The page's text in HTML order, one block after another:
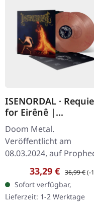
ISENORDAL ·
for Eirênê |
CLEAR/GOLD/RED
MARBLED 2LP
Doom Metal.
Veröffentlicht am
08.03.2024, auf
Productions. Gatefold-
(marmoriertes Vinyl)
gefütterten Innenhüllen,
Einleger und…
Verkaufspreis:
33,29 € Regulärer
36,99 €(-
Sofort verfügbar,
Lieferzeit: 1-2 Werktage